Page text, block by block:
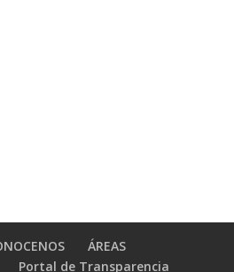
ÁREAS
Portal de Transparencia